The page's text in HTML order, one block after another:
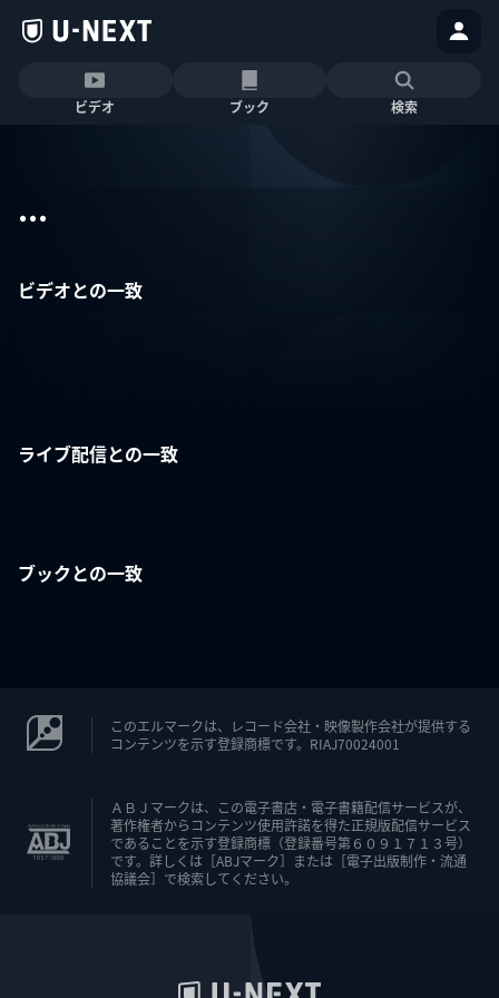
ビデオ ブック 検索
...
ビデオとの一致
ライブ配信との一致
ブックとの一致
このエルマークは、レコード会社・映像製作会社が提供する
コンテンツを示す登録商標です。RIAJ70024001
ＡＢＪマークは、この電子書店・電子書籍配信サービスが、
著作権者からコンテンツ使用許諾を得た正規版配信サービス
であることを示す登録商標（登録番号第６０９１７１３号）
です。詳しくは［ABJマーク］または［電子出版制作・流通
協議会］で検索してください。